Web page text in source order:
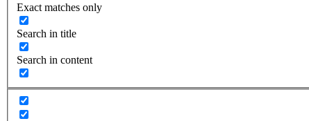
Exact matches only
Search in title
Search in content